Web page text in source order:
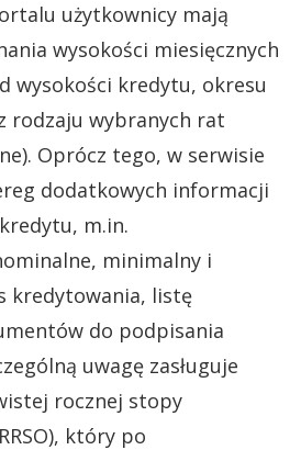
użytkownicy mają
wysokości miesięcznych
wysokości kredytu, okresu
rodzaju wybranych rat
Oprócz tego, w serwisie
dodatkowych informacji
m.in.
minimalny i
kredytowania, listę
do podpisania
uwagę zasługuje
rocznej stopy
który po